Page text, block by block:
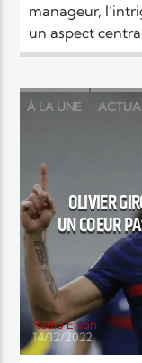
manageur,
un aspect
À LA UNE
MONDE
RELIGIONSOLIVIER
UN COEUR
Radio Elyon
14/12/2022